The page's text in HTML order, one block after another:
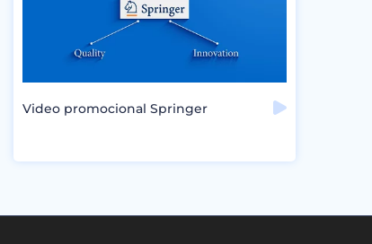
Video promocional Springer